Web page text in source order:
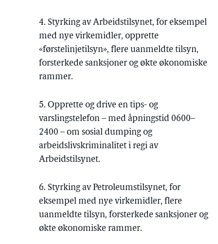
4. Styrking av Arbeidstilsynet, for eksempel
med nye virkemidler, opprette
«førstelinjetilsyn», flere uanmeldte tilsyn,
forsterkede sanksjoner og økte økonomiske
rammer.
5. Opprette og drive en tips- og
varslingstelefon – med åpningstid 0600–
2400 – om sosial dumping og
arbeidslivskriminalitet i regi av
Arbeidstilsynet.
6. Styrking av Petroleumstilsynet, for
eksempel med nye virkemidler, flere
uanmeldte tilsyn, forsterkede sanksjoner og
økte økonomiske rammer.